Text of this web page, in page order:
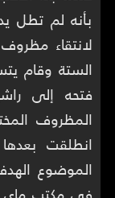
بأنه لم تطل
لانتقاء
الستة وقام
فتحه إلى
المظروف
انطلقت
الموضوع